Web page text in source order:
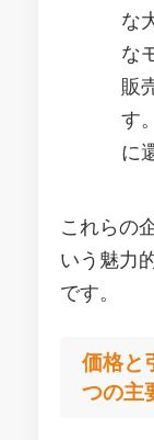
な
な
販
す
に
これらの
いう魅力
です。
価格と
つの主